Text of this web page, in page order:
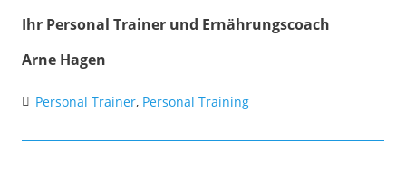
Ihr Personal Trainer und Ernährungscoach
Arne Hagen
Personal Trainer, Personal Training